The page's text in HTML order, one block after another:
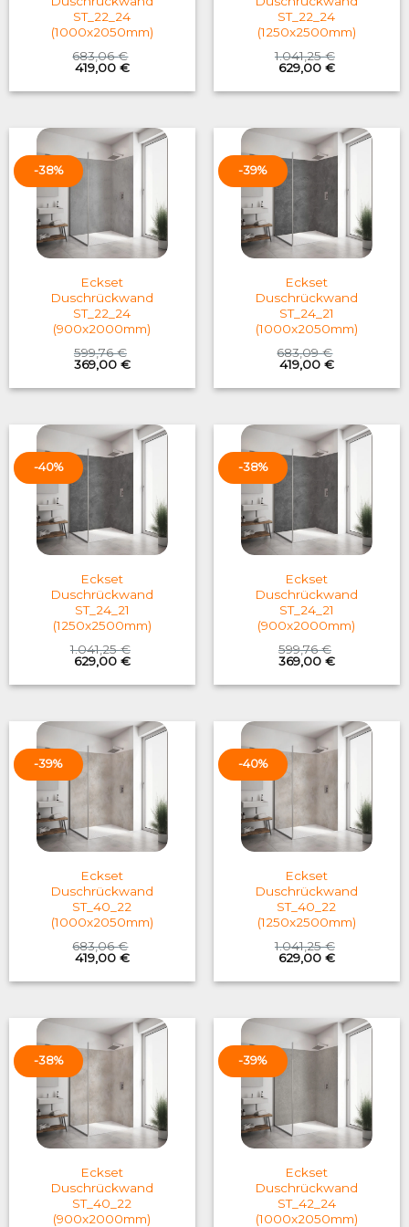
ST_22_24
(1000x2050mm)
683,06€
Original
price
was:
419,00 €Current
is:
ST_22_24
(1250x2500mm)
1.041,25€
Original
price
was:
629,00 €Current
is:
-38%
Eckset
Duschrückwand
ST_22_24
(900x2000mm)
599,76€
Original
price
was:
369,00 €Current
is:
-39%
Eckset
Duschrückwand
ST_24_21
(1000x2050mm)
683,09€
Original
price
was:
419,00 €Current
is:
-40%
Eckset
Duschrückwand
ST_24_21
(1250x2500mm)
1.041,25€
Original
price
was:
629,00 €Current
is:
-38%
Eckset
Duschrückwand
ST_24_21
(900x2000mm)
599,76€
Original
price
was:
369,00 €Current
is:
-39%
Eckset
Duschrückwand
ST_40_22
(1000x2050mm)
683,06€
Original
price
was:
419,00 €Current
is:
-40%
Eckset
Duschrückwand
ST_40_22
(1250x2500mm)
1.041,25€
Original
price
was:
629,00 €Current
is:
-38%
Eckset
Duschrückwand
ST_40_22
(900x2000mm)
-39%
Eckset
Duschrückwand
ST_42_24
(1000x2050mm)